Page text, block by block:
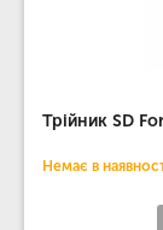
Трійник SD
Немає в